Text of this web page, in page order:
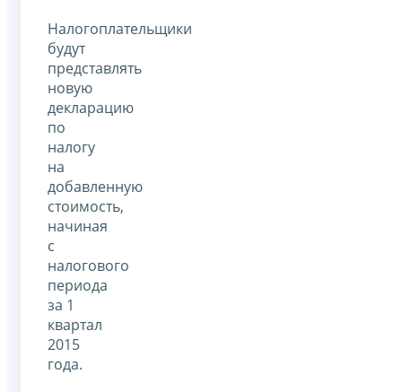
Налогоплательщики
будут
представлять
новую
декларацию
по
налогу
на
добавленную
стоимость,
начиная
с
налогового
периода
за 1
квартал
2015
года.